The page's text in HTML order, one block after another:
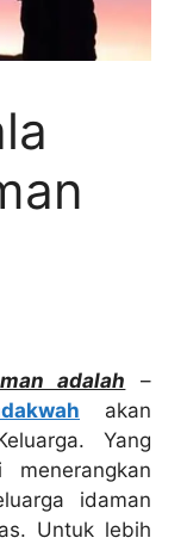
adalah –
akan
Yang
idaman
Untuk lebih